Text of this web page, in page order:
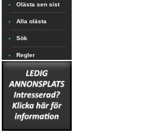
Olästa sen sist
Alla olästa
Sök
Regler